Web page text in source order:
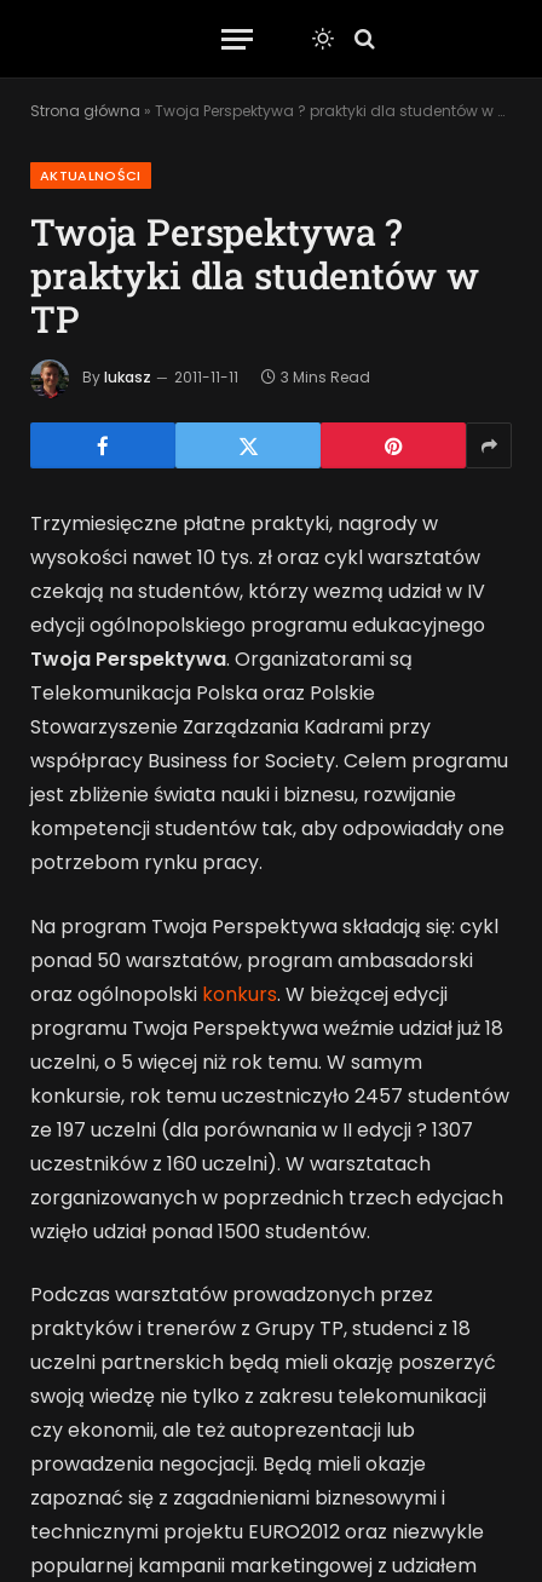
Strona główna » Twoja Perspektywa ? praktyki dla studentów w TP
AKTUALNOŚCI
Twoja Perspektywa ?
praktyki dla studentów w
TP
Bylukasz 2011-11-11 3 Mins Read
Trzymiesięczne płatne praktyki, nagrody w
wysokości nawet 10 tys. zł oraz cykl warsztatów
czekają na studentów, którzy wezmą udział w IV
edycji ogólnopolskiego programu edukacyjnego
Twoja Perspektywa. Organizatorami są
Telekomunikacja Polska oraz Polskie
Stowarzyszenie Zarządzania Kadrami przy
współpracy Business for Society. Celem programu
jest zbliżenie świata nauki i biznesu, rozwijanie
kompetencji studentów tak, aby odpowiadały one
potrzebom rynku pracy.
Na program Twoja Perspektywa składają się: cykl
ponad 50 warsztatów, program ambasadorski
oraz ogólnopolski konkurs. W bieżącej edycji
programu Twoja Perspektywa weźmie udział już 18
uczelni, o 5 więcej niż rok temu. W samym
konkursie, rok temu uczestniczyło 2457 studentów
ze 197 uczelni (dla porównania w II edycji ? 1307
uczestników z 160 uczelni). W warsztatach
zorganizowanych w poprzednich trzech edycjach
wzięło udział ponad 1500 studentów.
Podczas warsztatów prowadzonych przez
praktyków i trenerów z Grupy TP, studenci z 18
uczelni partnerskich będą mieli okazję poszerzyć
swoją wiedzę nie tylko z zakresu telekomunikacji
czy ekonomii, ale też autoprezentacji lub
prowadzenia negocjacji. Będą mieli okazje
zapoznać się z zagadnieniami biznesowymi i
technicznymi projektu EURO2012 oraz niezwykle
popularnej kampanii marketingowej z udziałem